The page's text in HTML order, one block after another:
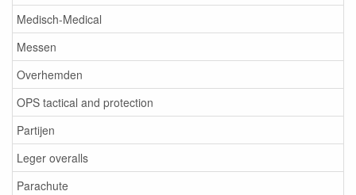
Medisch-Medical
Messen
Overhemden
OPS tactical and protection
Partijen
Leger overalls
Parachute